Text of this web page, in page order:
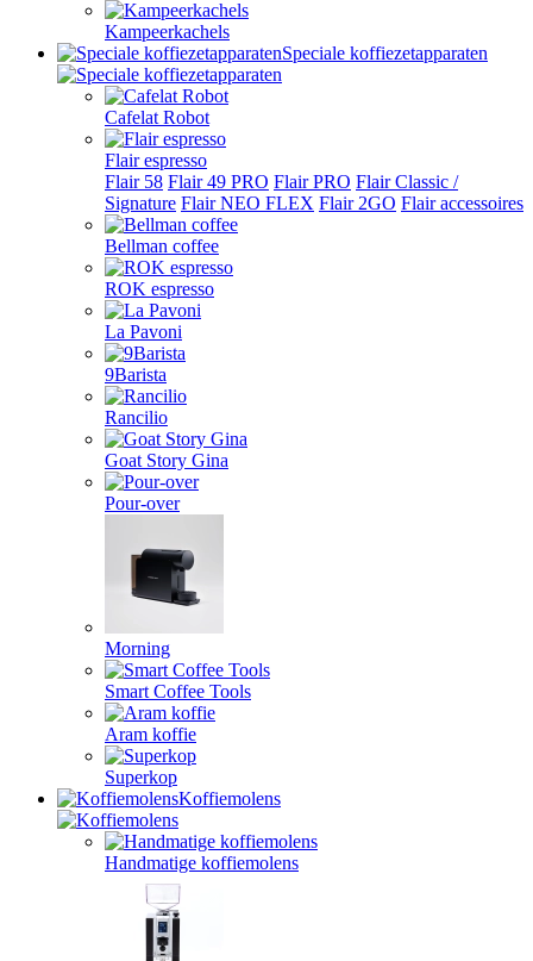
Kampeerkachels
Speciale koffiezetapparaten
Cafelat Robot
Flair espresso
Flair 58 Flair 49 PRO Flair PRO Flair Classic /
Signature Flair NEO FLEX Flair 2GO Flair accessoires
Bellman coffee
ROK espresso
La Pavoni
9Barista
Rancilio
Goat Story Gina
Pour-over
Morning
Smart Coffee Tools
Aram koffie
Superkop
Koffiemolens
Handmatige koffiemolens